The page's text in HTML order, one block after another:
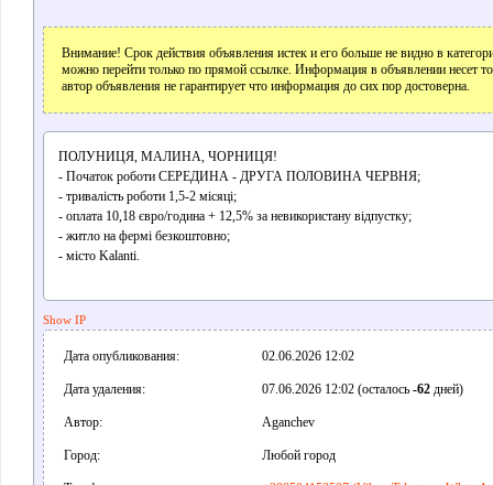
Внимание! Срок действия объявления истек и его больше не видно в
можно перейти только по прямой ссылке. Информация в объявлении несет
автор объявления не гарантирует что информация до сих пор достоверна.
ПОЛУНИЦЯ, МАЛИНА, ЧОРНИЦЯ!
- Початок роботи СЕРЕДИНА - ДРУГА ПОЛОВИНА ЧЕРВНЯ;
- тривалість роботи 1,5-2 місяці;
- оплата 10,18 євро/година + 12,5% за невикористану відпустку;
- житло на фермі безкоштовно;
- місто Kalanti.
Show IP
Дата опубликования: 02.06.2026 12:02
Дата удаления: 07.06.2026 12:02 (осталось -62дней)
Автор: Aganchev
Город: Любой город